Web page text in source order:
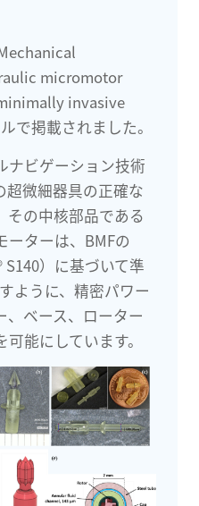
micromotor
invasive
で掲載されました。
ナビゲーション技術
超微細器具の正確な
その中核部品である
ーターは、BMFの
）に基づいて準
ように、精密パワー
、ベース、ローター
能にしています。